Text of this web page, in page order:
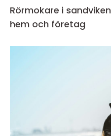
Rörmokare i sandviken trygg vvs-hjälp för
hem och företag